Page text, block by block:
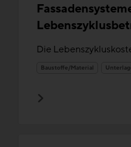
Ergänzung / OÖ,
Die
Baustoffe/Material